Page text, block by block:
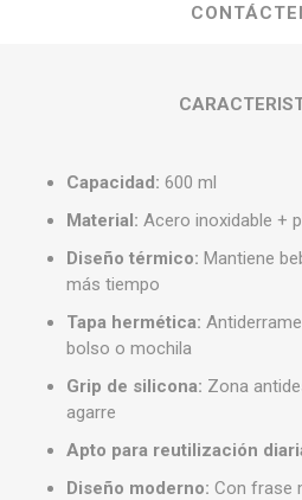
Capacidad: 600 ml
Material: Acero inoxidable +
Diseño térmico: Mantiene
más tiempo
Tapa hermética:
bolso o mochila
Grip de silicona: Zona
agarre
Apto para reutilización
Diseño moderno: Con frase